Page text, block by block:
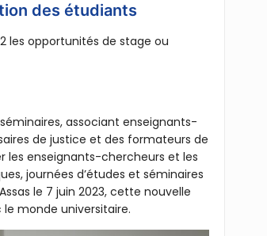
des étudiants
les opportunités de stage ou
associant enseignants-
de justice et des formateurs de
les enseignants-chercheurs et les
journées d’études et séminaires
le 7 juin 2023, cette nouvelle
monde universitaire.